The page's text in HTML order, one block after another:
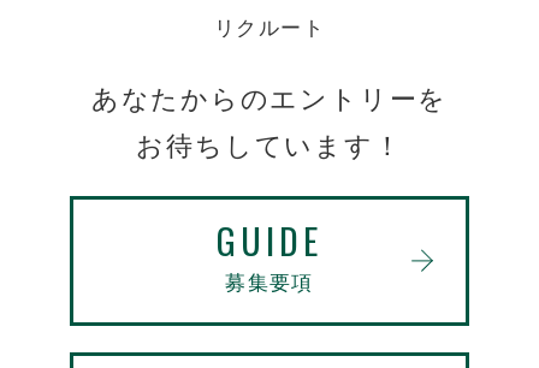
リクルート
あなたからのエントリーを
お待ちしています！
GUIDE
募集要項